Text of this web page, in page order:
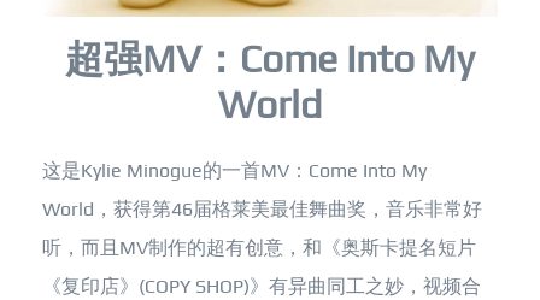
超强MV：Come Into My
World
这是Kylie Minogue的一首MV：Come Into My
World，获得第46届格莱美最佳舞曲奖，音乐非常好
听，而且MV制作的超有创意，和《奥斯卡提名短片
《复印店》(COPY SHOP)》有异曲同工之妙，视频合